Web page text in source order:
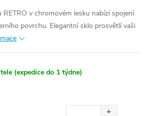
RETRO v chromovém lesku nabízí spojení
povrchu. Elegantní sklo prosvětlí vaši
(expedice do 1 týdne)